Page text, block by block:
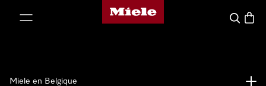
Page d'accueil de Miele
Search
Miele en Belgique